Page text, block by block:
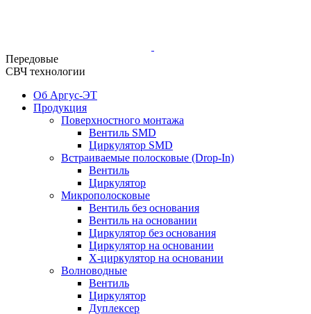
Передовые
СВЧ технологии
Об Аргус-ЭТ
Продукция
Поверхностного монтажа
Вентиль SMD
Циркулятор SMD
Встраиваемые полосковые (Drop-In)
Вентиль
Циркулятор
Микрополосковые
Вентиль без основания
Вентиль на основании
Циркулятор без основания
Циркулятор на основании
Х-циркулятор на основании
Волноводные
Вентиль
Циркулятор
Дуплексер